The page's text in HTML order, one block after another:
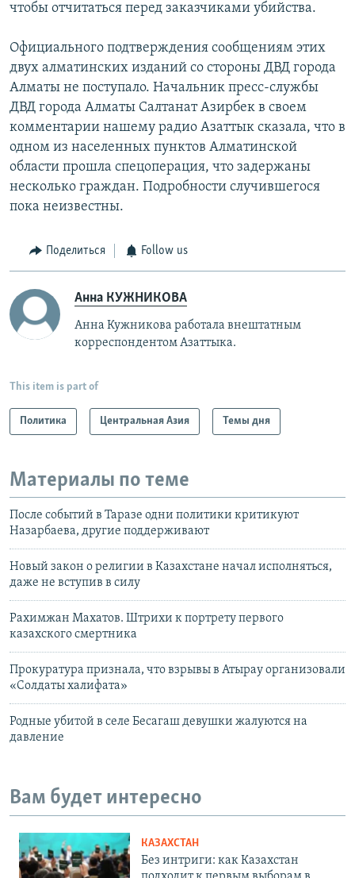
чтобы отчитаться перед заказчиками убийства.
Официального подтверждения сообщениям этих
двух алматинских изданий со стороны ДВД города
Алматы не поступало. Начальник пресс-службы
ДВД города Алматы Салтанат Азирбек в своем
комментарии нашему радио Азаттык сказала, что в
одном из населенных пунктов Алматинской
области прошла спецоперация, что задержаны
несколько граждан. Подробности случившегося
пока неизвестны.
Поделиться Follow us
Анна КУЖНИКОВА
Анна Кужникова работала внештатным
корреспондентом Азаттыка.
This item is part of
Политика Центральная Азия Темы дня
Материалы по теме
После событий в Таразе одни политики критикуют
Назарбаева, другие поддерживают
Новый закон о религии в Казахстане начал исполняться,
даже не вступив в силу
Рахимжан Махатов. Штрихи к портрету первого
казахского смертника
Прокуратура признала, что взрывы в Атырау организовали
«Солдаты халифата»
Родные убитой в селе Бесагаш девушки жалуются на
давление
Вам будет интересно
КАЗАХСТАН
Без интриги: как Казахстан